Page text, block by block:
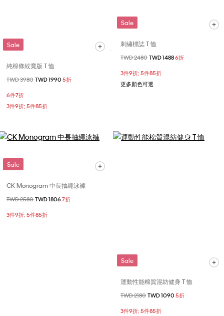
Sale
純棉條紋寬版 T 恤
價格扣減從
TWD 3980 至
TWD 1990 5折
6件7折
3件9折; 5件85折
Sale
刺繡標誌 T 恤
價格扣減從
TWD 2480 至
TWD 14886折
3件9折; 5件85折
更多顏色可選
Sale
CK Monogram 中長抽繩泳褲
價格扣減從
TWD 2580 至
TWD 18067折
3件9折; 5件85折
Sale
運動性能棉質混紡健身 T 恤
價格扣減從
TWD 2180 至
TWD 1090 5折
3件9折; 5件85折